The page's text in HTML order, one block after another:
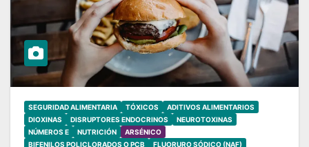
SEGURIDAD ALIMENTARIA TÓXICOS
ADITIVOS ALIMENTARIOS
DIOXINAS
DISRUPTORES ENDOCRINOS
NEUROTOXINAS
NÚMEROS E
NUTRICIÓN
ARSÉNICO
BIFENILOS POLICLORADOS O PCB
FLUORURO SÓDICO (NAF)